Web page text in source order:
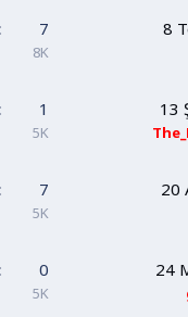
7
8K
8
1
5K
13
7
5K
20
0
5K
24